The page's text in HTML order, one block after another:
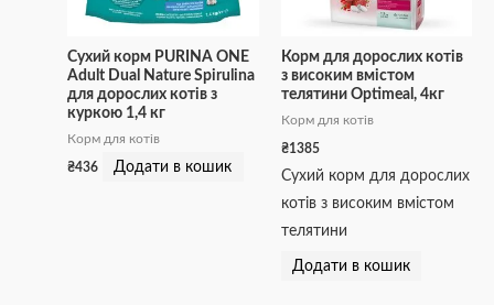
Сухий корм PURINA ONE
Adult Dual Nature Spirulina
для дорослих котів з
куркою 1,4 кг
Корм для котів
₴436 Додати в кошик
Корм для дорослих котів
з високим вмістом
телятини Optimeal, 4кг
Корм для котів
₴1385
Сухий корм для дорослих
котів з високим вмістом
телятини
Додати в кошик